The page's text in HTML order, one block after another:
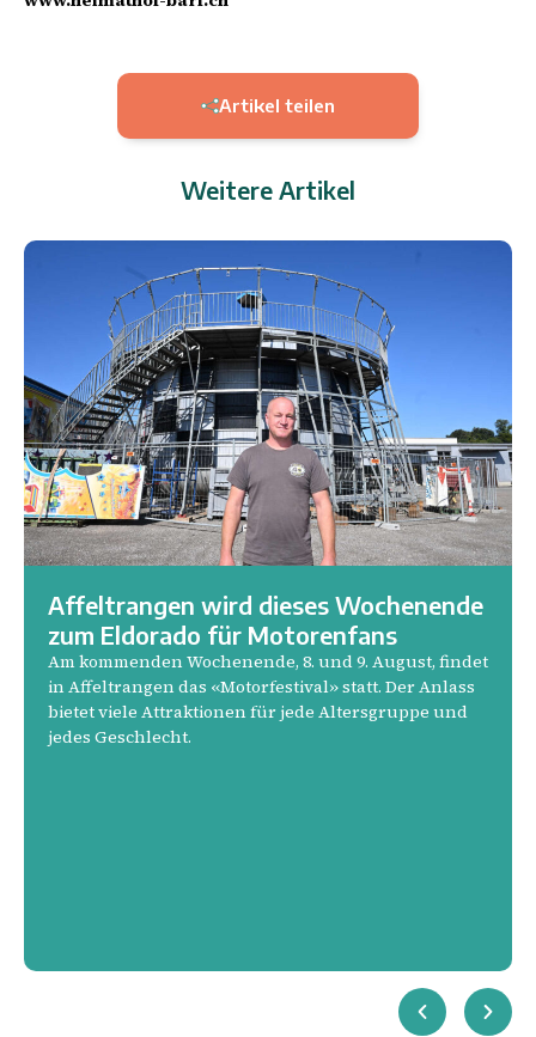
Artikel teilen
Weitere Artikel
Affeltrangen wird dieses Wochenende
zum Eldorado für Motorenfans
Am kommenden Wochenende, 8. und 9. August, findet
in Affeltrangen das «Motorfestival» statt. Der Anlass
bietet viele Attraktionen für jede Altersgruppe und
jedes Geschlecht.